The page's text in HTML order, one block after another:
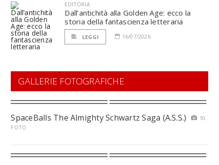
EDITORIA
Dall’antichità alla Golden Age: ecco la
storia della fantascienza letteraria
LEGGI 16/07/2026
GALLERIE FOTOGRAFICHE
SpaceBalls The Almighty Schwartz Saga (A.S.S.)
10
FOTO